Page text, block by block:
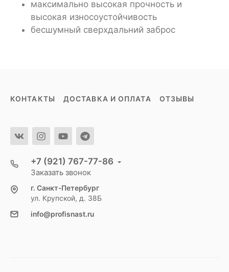
максимально высокая прочность и
высокая износоустойчивость
бесшумный сверхдальний заброс
КОНТАКТЫ ДОСТАВКА И ОПЛАТА ОТЗЫВЫ
+7 (921) 767-77-86
Заказать звонок
г. Санкт-Петербург
ул. Крупской, д. 38Б
info@profisnast.ru